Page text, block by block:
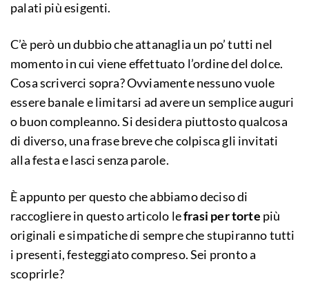
palati più esigenti.
C’è però un dubbio che attanaglia un po’ tutti nel
momento in cui viene effettuato l’ordine del dolce.
Cosa scriverci sopra? Ovviamente nessuno vuole
essere banale e limitarsi ad avere un semplice auguri
o buon compleanno. Si desidera piuttosto qualcosa
di diverso, una frase breve che colpisca gli invitati
alla festa e lasci senza parole.
È appunto per questo che abbiamo deciso di
raccogliere in questo articolo lefrasi per torte più
originali e simpatiche di sempre che stupiranno tutti
i presenti, festeggiato compreso. Sei pronto a
scoprirle?